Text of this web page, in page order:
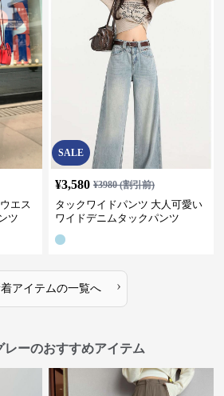
エス
ツ
SALE
¥3,580 ¥3980(割引前)
タックワイドパンツ 大人可愛い
ワイドデニムタックパンツ
アイテムの一覧へ ›
レーのおすすめアイテム